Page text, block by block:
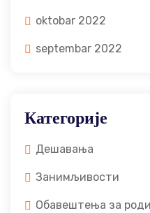
oktobar 2022
septembar 2022
Категорије
Дешавања
Занимљивости
Обавештења за